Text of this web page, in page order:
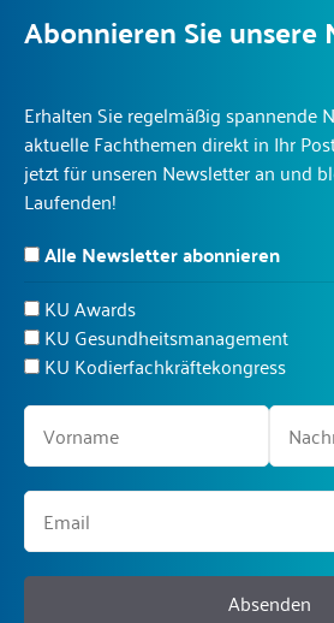
Abonnieren Sie unsere
Erhalten Sie regelmäßig spannende
aktuelle Fachthemen direkt in Ihr
jetzt für unseren Newsletter an und
Laufenden!
Alle Newsletter abonnieren
KU Awards
KU Gesundheitsmanagement
KU Kodierfachkräftekongress
Absenden